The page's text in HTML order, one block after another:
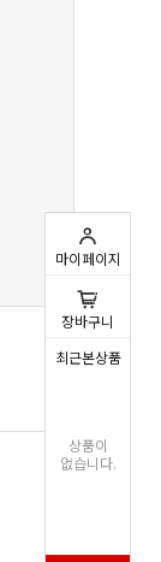
마이페이지
0
장바구니
최근본상품
상품이
없습니다.